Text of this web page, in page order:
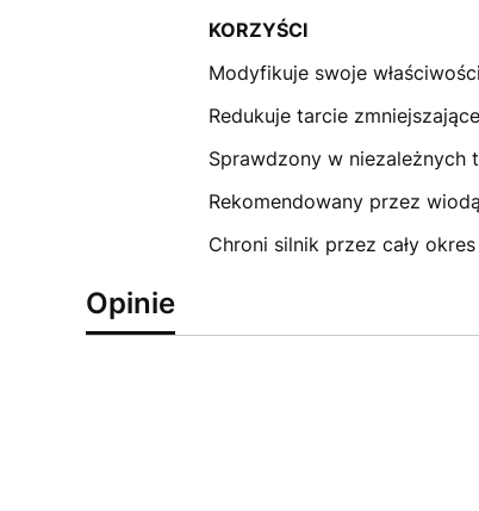
KORZYŚCI
Modyfikuje swoje
Redukuje tarcie
Sprawdzony w niezależnych
Rekomendowany przez
Chroni silnik przez cały
Opinie